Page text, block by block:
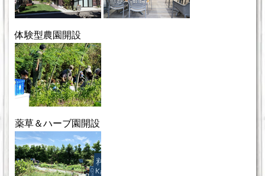
体験型農園開設
薬草＆ハーブ園開設